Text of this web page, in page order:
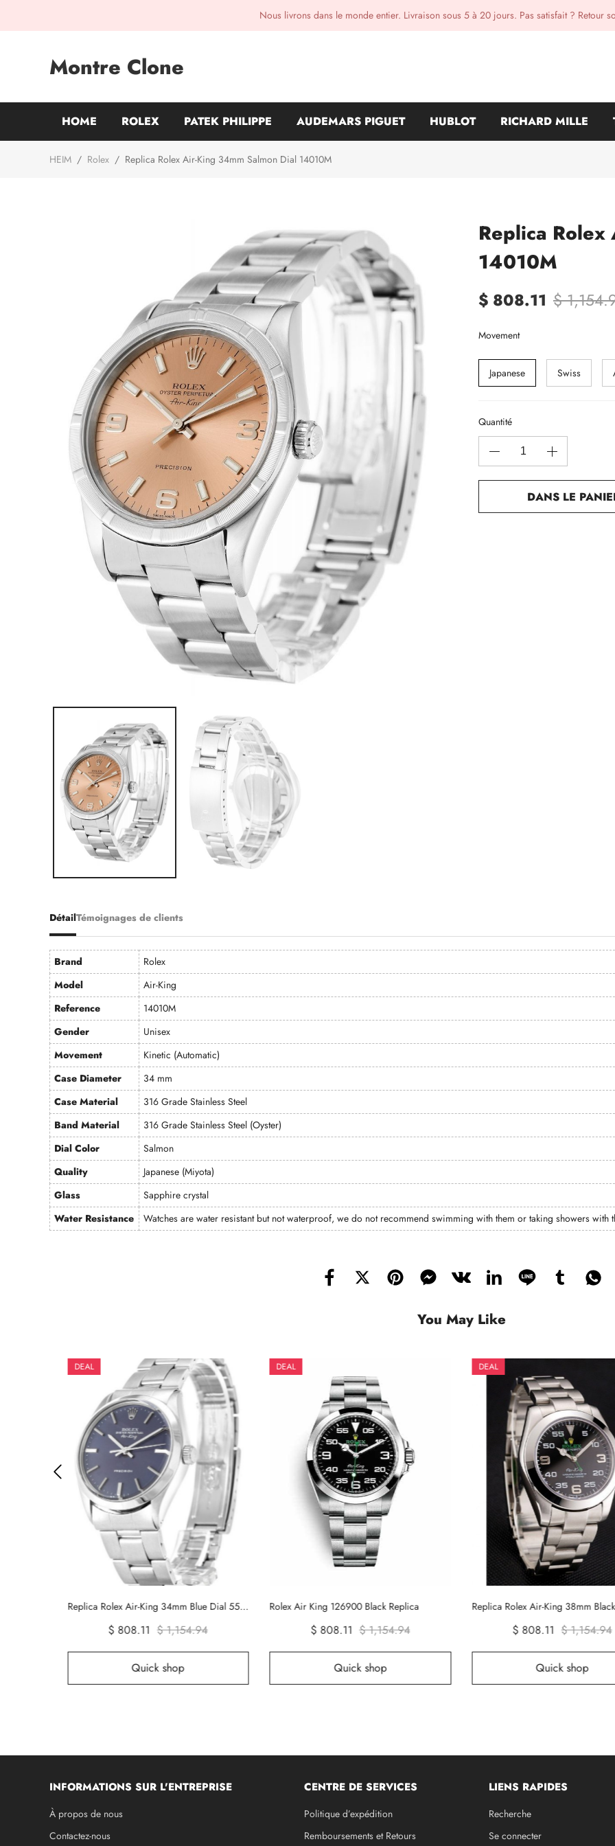
Nous livrons dans le monde entier. Livraison sous 5 à 20 jours. Pas satisfait ? Retour
Montre Clone
HOME ROLEX PATEK PHILIPPE AUDEMARS PIGUET HUBLOT RICHARD MILLE
HEIM / Rolex / Replica Rolex Air-King 34mm Salmon Dial 14010M
Replica Rolex
14010M
$ 808.11 $
Movement
Japanese Swiss
Quantité
DANS LE
Détail
Brand
Rolex
Model
Air-King
Reference
14010M
Gender
Unisex
Movement
Kinetic (Automatic)
Case Diameter
34 mm
Case Material
316 Grade Stainless Steel
Band Material
316 Grade Stainless Steel (Oyster)
Dial Color
Salmon
Quality
Japanese (Miyota)
Glass
Sapphire crystal
Water Resistance
Watches are water resistant but not waterproof, we do not recommend swimming with them or taking showers with
Témoignages de clients
You May Like
DEAL
Replica Rolex Air-King 34mm Blue Dial 5500
$ 808.11 $ 1,154.94
Quick shop
DEAL
Rolex Air King 126900 Black Replica
$ 808.11 $ 1,154.94
Quick shop
DEAL
$ 808.11 $ 1,154.94
Quick shop
INFORMATIONS SUR L'ENTREPRISE
À propos de nous
Contactez-nous
CENTRE DE SERVICES
Politique d’expédition
Remboursements et Retours
LIENS RAPIDES
Recherche
Se connecter